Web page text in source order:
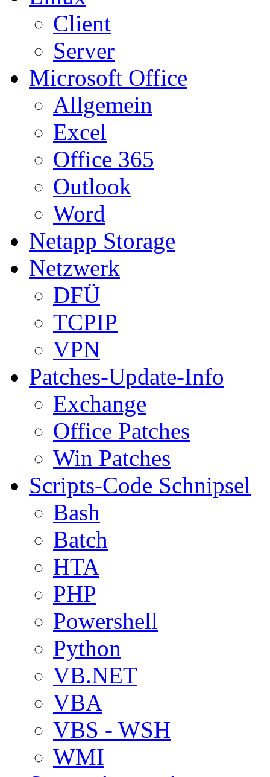
Client
Server
Microsoft Office
Allgemein
Excel
Office 365
Outlook
Word
Netapp Storage
Netzwerk
DFÜ
TCPIP
VPN
Patches-Update-Info
Exchange
Office Patches
Win Patches
Scripts-Code Schnipsel
Bash
Batch
HTA
PHP
Powershell
Python
VB.NET
VBA
VBS - WSH
WMI